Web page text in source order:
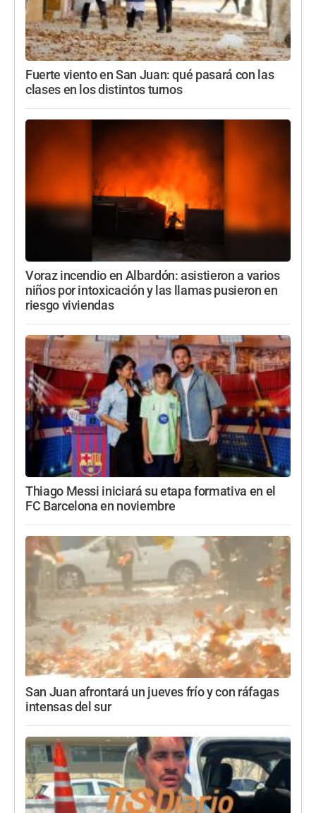
Fuerte viento en San Juan: qué pasará con las
clases en los distintos turnos
Voraz incendio en Albardón: asistieron a varios
niños por intoxicación y las llamas pusieron en
riesgo viviendas
Thiago Messi iniciará su etapa formativa en el
FC Barcelona en noviembre
San Juan afrontará un jueves frío y con ráfagas
intensas del sur